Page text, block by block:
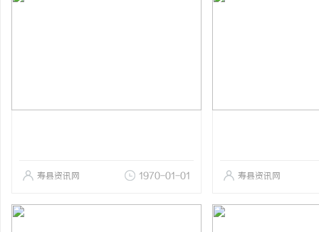
寿县资讯网 1970-01-01 寿县资讯网